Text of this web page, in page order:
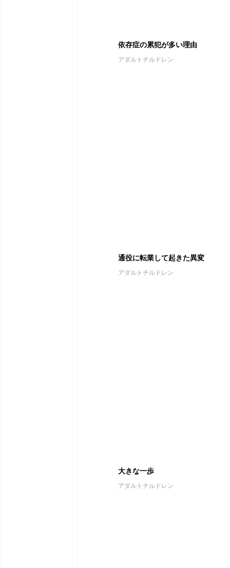
依存症の累犯が多い理由
アダルトチルドレン
通役に転業して起きた異変
アダルトチルドレン
大きな一歩
アダルトチルドレン